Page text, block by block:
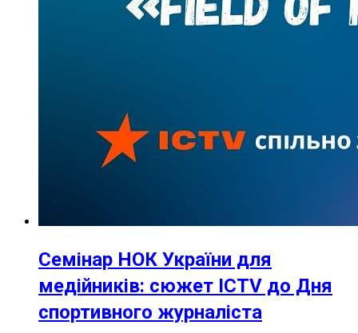
Семінар НОК України для
медійників: сюжет ICTV до Дня
спортивного журналіста